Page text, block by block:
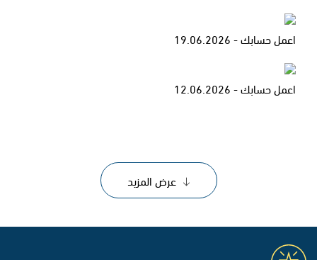
اعمل حسابك - 19.06.2026
اعمل حسابك - 12.06.2026
عرض المزيد